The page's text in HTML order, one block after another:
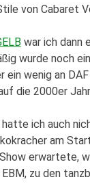
von Cabaret
war ich dann
wurde noch
ein wenig an
die 2000er
hatte ich auch
am
erwartete,
zu den